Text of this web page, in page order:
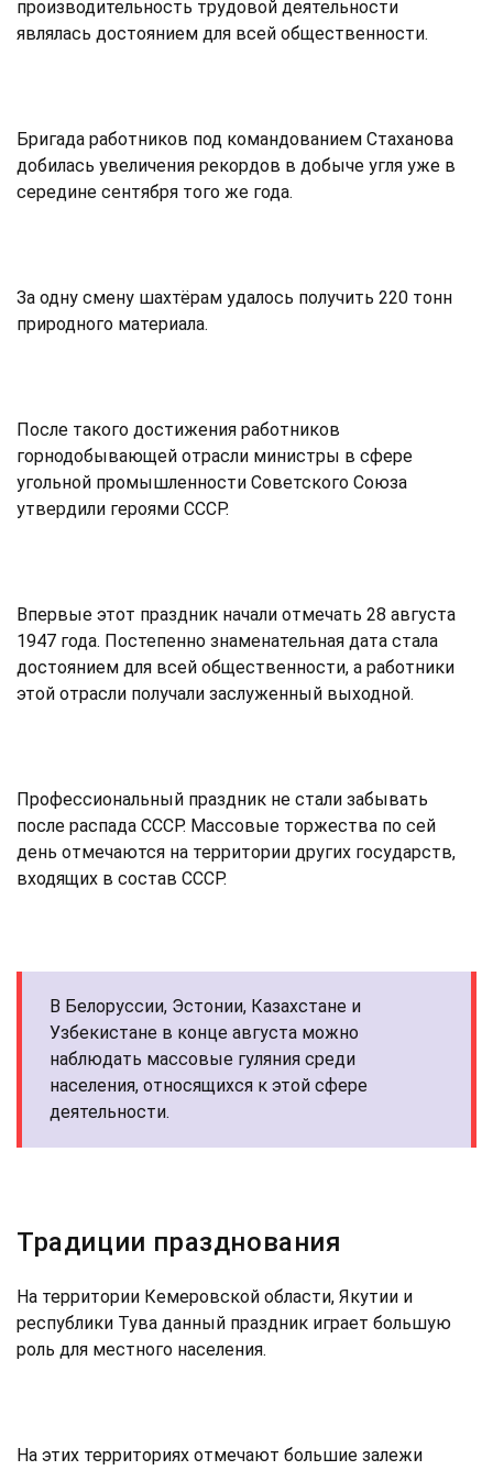
производительность трудовой деятельности
являлась достоянием для всей общественности.
Бригада работников под командованием Стаханова
добилась увеличения рекордов в добыче угля уже в
середине сентября того же года.
За одну смену шахтёрам удалось получить 220 тонн
природного материала.
После такого достижения работников
горнодобывающей отрасли министры в сфере
угольной промышленности Советского Союза
утвердили героями СССР.
Впервые этот праздник начали отмечать 28 августа
1947 года. Постепенно знаменательная дата стала
достоянием для всей общественности, а работники
этой отрасли получали заслуженный выходной.
Профессиональный праздник не стали забывать
после распада СССР. Массовые торжества по сей
день отмечаются на территории других государств,
входящих в состав СССР.
В Белоруссии, Эстонии, Казахстане и
Узбекистане в конце августа можно
наблюдать массовые гуляния среди
населения, относящихся к этой сфере
деятельности.
Традиции празднования
На территории Кемеровской области, Якутии и
республики Тува данный праздник играет большую
роль для местного населения.
На этих территориях отмечают большие залежи